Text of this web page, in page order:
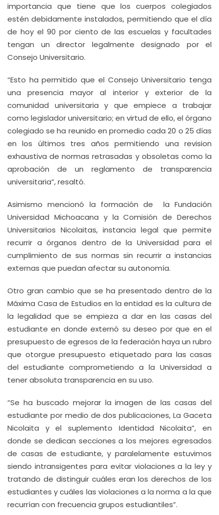
importancia que tiene que los cuerpos colegiados
estén debidamente instalados, permitiendo que el día
de hoy el 90 por ciento de las escuelas y facultades
tengan un director legalmente designado por el
Consejo Universitario.
“Esto ha permitido que el Consejo Universitario tenga
una presencia mayor al interior y exterior de la
comunidad universitaria y que empiece a trabajar
como legislador universitario; en virtud de ello, el órgano
colegiado se ha reunido en promedio cada 20 o 25 días
en los últimos tres años permitiendo una revision
exhaustiva de normas retrasadas y obsoletas como la
aprobación de un reglamento de transparencia
universitaria”, resaltó.
Asimismo mencionó la formación de la Fundación
Universidad Michoacana y la Comisión de Derechos
Universitarios Nicolaitas, instancia legal que permite
recurrir a órganos dentro de la Universidad para el
cumplimiento de sus normas sin recurrir a instancias
externas que puedan afectar su autonomía.
Otro gran cambio que se ha presentado dentro de la
Máxima Casa de Estudios en la entidad es la cultura de
la legalidad que se empieza a dar en las casas del
estudiante en donde externó su deseo por que en el
presupuesto de egresos de la federación haya un rubro
que otorgue presupuesto etiquetado para las casas
del estudiante comprometiendo a la Universidad a
tener absoluta transparencia en su uso.
“Se ha buscado mejorar la imagen de las casas del
estudiante por medio de dos publicaciones, La Gaceta
Nicolaita y el suplemento Identidad Nicolaita”, en
donde se dedican secciones a los mejores egresados
de casas de estudiante, y paralelamente estuvimos
siendo intransigentes para evitar violaciones a la ley y
tratando de distinguir cuáles eran los derechos de los
estudiantes y cuáles las violaciones a la norma a la que
recurrían con frecuencia grupos estudiantiles”.